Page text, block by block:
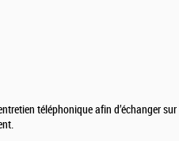
téléphonique afin d’échanger sur